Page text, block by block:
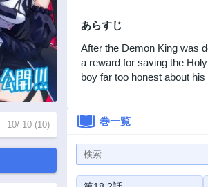
10/ 10 (10)
あらすじ
After the Demon King was
a reward for saving the
boy far too honest about
巻一覧